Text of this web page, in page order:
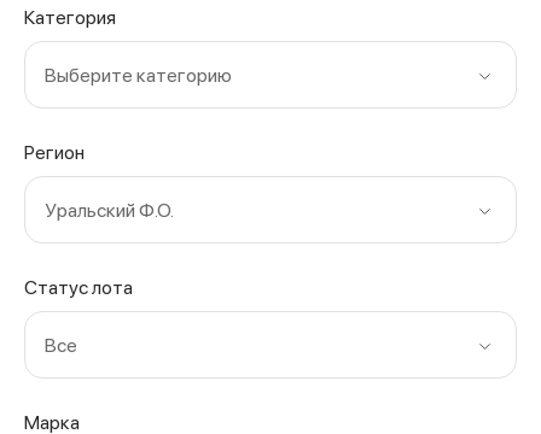
Категория
Выберите категорию
Регион
Уральский Ф.О.
Статус лота
Все
Марка